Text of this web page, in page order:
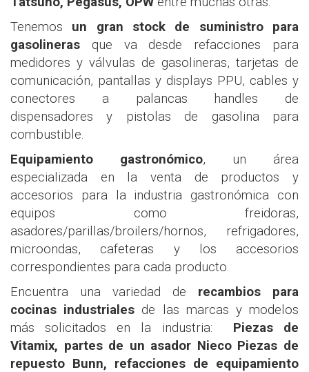
Tenemos un gran stock de suministro para
gasolineras que va desde refacciones para
medidores y válvulas de gasolineras, tarjetas de
comunicación, pantallas y displays PPU, cables y
conectores a palancas handles de
dispensadores y pistolas de gasolina para
combustible.
Equipamiento gastronómico, un área
especializada en la venta de productos y
accesorios para la industria gastronómica con
equipos como freidoras,
asadores/parillas/broilers/hornos, refrigadores,
microondas, cafeteras y los accesorios
correspondientes para cada producto.
Encuentra una variedad de recambios
para
cocinas industriales de las marcas y modelos
más solicitados en la industria: Piezas de
Vitamix, partes de un asador Nieco Piezas de
repuesto Bunn, refacciones de equipamiento